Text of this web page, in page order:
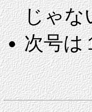
じゃな
次号は